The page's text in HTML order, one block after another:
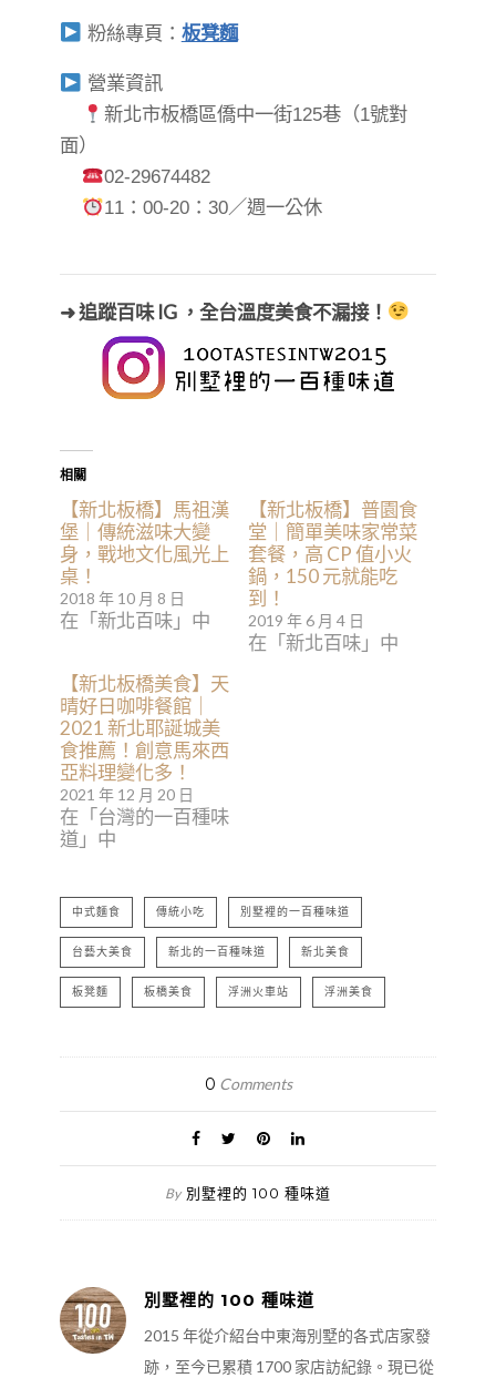
粉絲專頁： 板凳麵
營業資訊
新北市板橋區僑中一街125巷（1號對
面）
02-29674482
11：00-20：30／週一公休
➜ 追蹤百味 IG ，全台溫度美食不漏接！
相關
【新北板橋】馬祖漢
堡｜傳統滋味大變
身，戰地文化風光上
桌！
2018 年 10 月 8 日
在「新北百味」中
【新北板橋】普園食
堂｜簡單美味家常菜
套餐，高 CP 值小火
鍋，150 元就能吃
到！
2019 年 6 月 4 日
在「新北百味」中
【新北板橋美食】天
晴好日咖啡餐館｜
2021 新北耶誕城美
食推薦！創意馬來西
亞料理變化多！
2021 年 12 月 20 日
在「台灣的一百種味
道」中
中式麵食 傳統小吃 別墅裡的一百種味道
台藝大美食 新北的一百種味道 新北美食
板凳麵 板橋美食 浮洲火車站 浮洲美食
0 Comments
By 別墅裡的 100 種味道
別墅裡的 100 種味道
2015 年從介紹台中東海別墅的各式店家發
跡，至今已累積 1700 家店訪紀錄。現已從